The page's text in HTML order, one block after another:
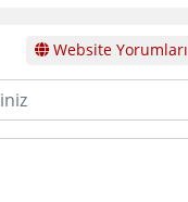
Website Yorumları